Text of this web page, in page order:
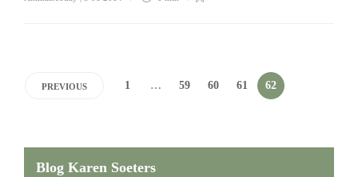
PREVIOUS 1 … 59 60 61 62
Blog Karen Soeters